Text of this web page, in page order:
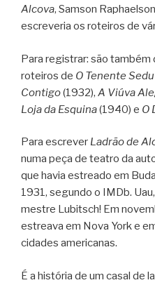
Alcova, Samson
escreveria os roteiros de
Para registrar: são também
roteiros de O Tenente
Contigo(1932), A Viúva
Loja da Esquina(1940) e O
Para escrever Ladrão de
numa peça de teatro da
que havia estreado em
1931, segundo o IMDb.
mestre Lubitsch! Em
estreava em Nova York e
cidades americanas.
É a história de um casal de